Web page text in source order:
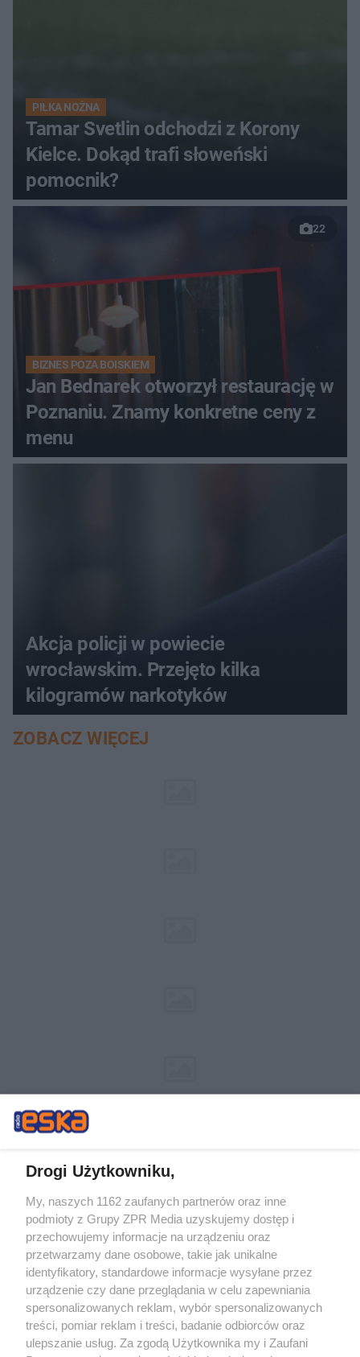
PIŁKA NOŻNA
Tamar Svetlin odchodzi z Korony
Kielce. Dokąd trafi słoweński
pomocnik?
22
BIZNES POZA BOISKIEM
Jan Bednarek otworzył restaurację w
Poznaniu. Znamy konkretne ceny z
menu
Akcja policji w powiecie
wrocławskim. Przejęto kilka
kilogramów narkotyków
ZOBACZ WIĘCEJ
Żaden utwór zamieszczony w serwisie nie może być powielany i
rozpowszechniany lub dalej rozpowszechniany w jakikolwiek sposób (w
tym także elektroniczny lub mechaniczny) na jakimkolwiek polu
eksploatacji w jakiejkolwiek formie, włącznie z umieszczaniem w Internecie
bez pisemnej zgody właściciela praw. Jakiekolwiek użycie lub
wykorzystanie utworów w całości lub w części z naruszeniem prawa, tzn.
bez właściwej zgody, jest zabronione pod groźbą kary i może być ścigane
prawnie.
Drogi Użytkowniku,
My, naszych 1162 zaufanych partnerów oraz inne
podmioty z Grupy ZPR Media uzyskujemy dostęp i
przechowujemy informacje na urządzeniu oraz
przetwarzamy dane osobowe, takie jak unikalne
identyfikatory, standardowe informacje wysyłane przez
urządzenie czy dane przeglądania w celu zapewniania
spersonalizowanych reklam, wybór spersonalizowanych
treści, pomiar reklam i treści, badanie odbiorców oraz
ulepszanie usług. Za zgodą Użytkownika my i Zaufani